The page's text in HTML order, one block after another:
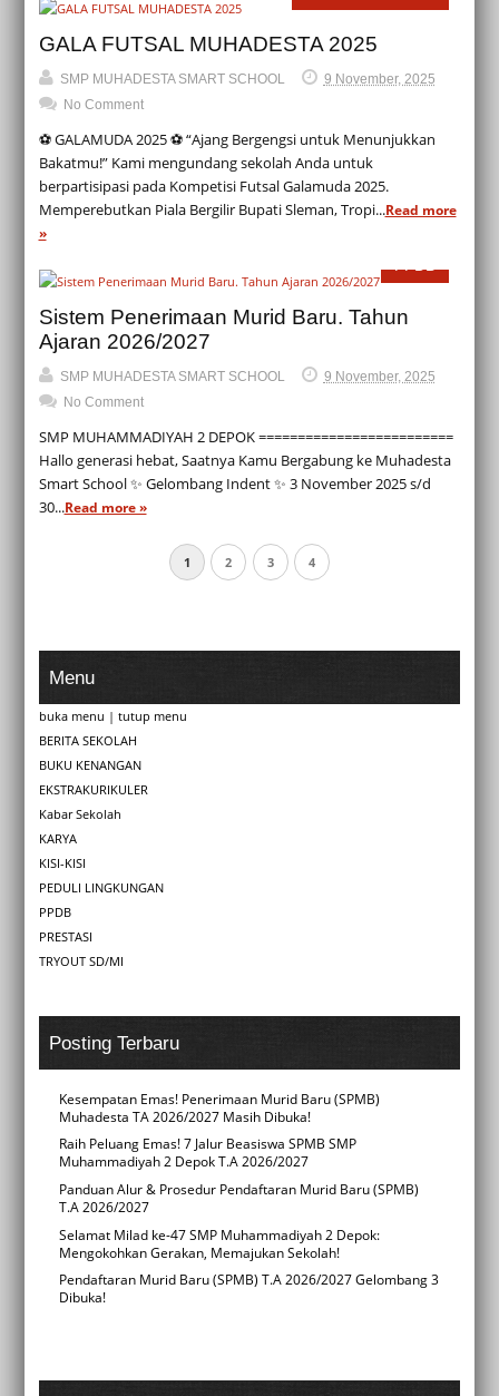
GALA FUTSAL MUHADESTA 2025
SMP MUHADESTA SMART SCHOOL
9 November, 2025
No Comment
⚽ GALAMUDA 2025 ⚽ “Ajang Bergengsi untuk Menunjukkan
Bakatmu!” Kami mengundang sekolah Anda untuk
berpartisipasi pada Kompetisi Futsal Galamuda 2025.
Memperebutkan Piala Bergilir Bupati Sleman, Tropi...Read more
»
PPDB
Sistem Penerimaan Murid Baru. Tahun
Ajaran 2026/2027
SMP MUHADESTA SMART SCHOOL
9 November, 2025
No Comment
SMP MUHAMMADIYAH 2 DEPOK =========================
Hallo generasi hebat, Saatnya Kamu Bergabung ke Muhadesta
Smart School ✨ Gelombang Indent ✨ 3 November 2025 s/d
30...Read more »
1 2 3 4
Menu
buka menu | tutup menu
BERITA SEKOLAH
BUKU KENANGAN
EKSTRAKURIKULER
Kabar Sekolah
KARYA
KISI-KISI
PEDULI LINGKUNGAN
PPDB
PRESTASI
TRYOUT SD/MI
Posting Terbaru
Kesempatan Emas! Penerimaan Murid Baru (SPMB)
Muhadesta TA 2026/2027 Masih Dibuka!
Raih Peluang Emas! 7 Jalur Beasiswa SPMB SMP
Muhammadiyah 2 Depok T.A 2026/2027
Panduan Alur & Prosedur Pendaftaran Murid Baru (SPMB)
T.A 2026/2027
Selamat Milad ke-47 SMP Muhammadiyah 2 Depok:
Mengokohkan Gerakan, Memajukan Sekolah!
Pendaftaran Murid Baru (SPMB) T.A 2026/2027 Gelombang 3
Dibuka!